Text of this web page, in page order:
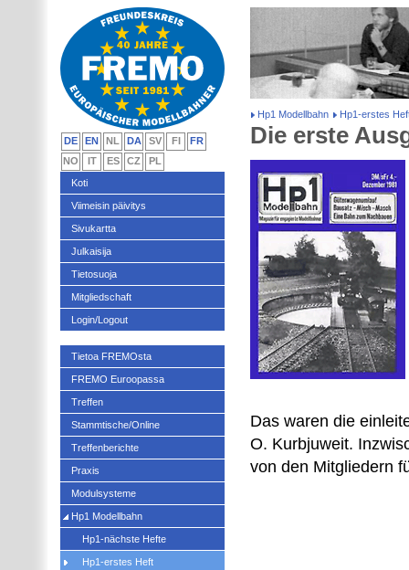
Hp1 Modellbahn Hp1-erstes
Die erste
Das waren die
O. Kurbjuweit.
von den Mitgliedern
DE EN NL DA SV FI
FR
NO
IT ES CZ
PL
Koti
Viimeisin päivitys
Sivukartta
Julkaisija
Tietosuoja
Mitgliedschaft
Login/Logout
Tietoa FREMOsta
FREMO Euroopassa
Treffen
Stammtische/Online
Treffenberichte
Praxis
Modulsysteme
Hp1 Modellbahn
Hp1-nächste Hefte
Hp1-erstes Heft